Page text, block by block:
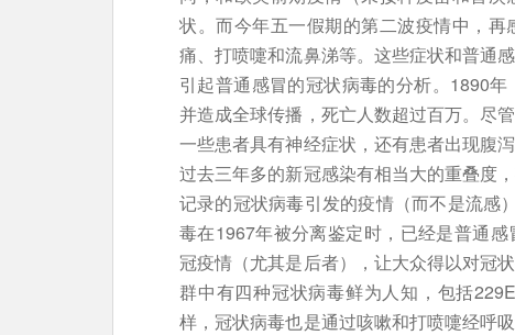
状。而今年五一假期的第二波疫情中，
痛、打喷嚏和流鼻涕等。这些症状和普通
引起普通感冒的冠状病毒的分析。1890
并造成全球传播，死亡人数超过百万。尽
一些患者具有神经症状，还有患者出现腹
过去三年多的新冠感染有相当大的重叠度
记录的冠状病毒引发的疫情（而不是流感
毒在1967年被分离鉴定时，已经是普通
冠疫情（尤其是后者），让大众得以对冠
群中有四种冠状病毒鲜为人知，包括
样，冠状病毒也是通过咳嗽和打喷嚏经呼